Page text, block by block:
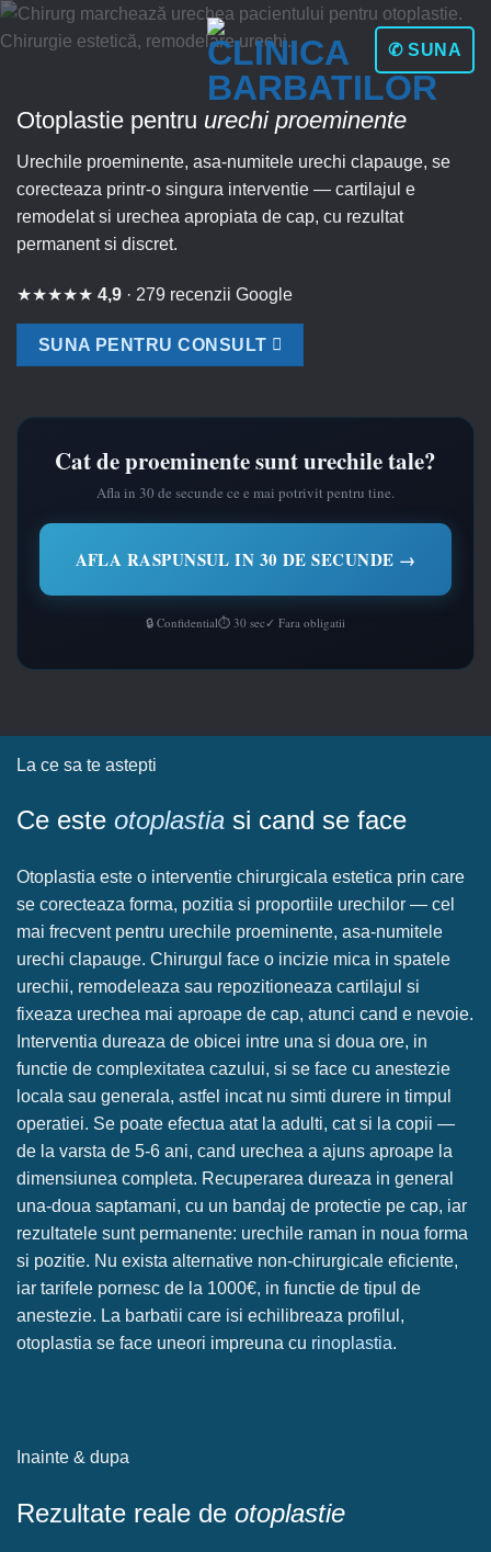
Skip
to
✆ SUNA
Otoplastie pentru urechi proeminente
Urechile proeminente, asa-numitele urechi clapauge, se
corecteaza printr-o singura interventie — cartilajul e
remodelat si urechea apropiata de cap, cu rezultat
permanent si discret.
★★★★★ 4,9 · 279 recenzii Google
SUNA PENTRU CONSULT
Cat de proeminente sunt urechile tale?
Afla in 30 de secunde ce e mai potrivit pentru tine.
AFLA RASPUNSUL IN 30 DE SECUNDE →
🔒 Confidential⏱ 30 sec✓ Fara obligatii
La ce sa te astepti
Ce este otoplastia si cand se face
Otoplastia este o interventie chirurgicala estetica prin care
se corecteaza forma, pozitia si proportiile urechilor — cel
mai frecvent pentru urechile proeminente, asa-numitele
urechi clapauge. Chirurgul face o incizie mica in spatele
urechii, remodeleaza sau repozitioneaza cartilajul si
fixeaza urechea mai aproape de cap, atunci cand e nevoie.
Interventia dureaza de obicei intre una si doua ore, in
functie de complexitatea cazului, si se face cu anestezie
locala sau generala, astfel incat nu simti durere in timpul
operatiei. Se poate efectua atat la adulti, cat si la copii —
de la varsta de 5-6 ani, cand urechea a ajuns aproape la
dimensiunea completa. Recuperarea dureaza in general
una-doua saptamani, cu un bandaj de protectie pe cap, iar
rezultatele sunt permanente: urechile raman in noua forma
si pozitie. Nu exista alternative non-chirurgicale eficiente,
iar tarifele pornesc de la 1000€, in functie de tipul de
anestezie. La barbatii care isi echilibreaza profilul,
otoplastia se face uneori impreuna cu rinoplastia.
Inainte & dupa
Rezultate reale de otoplastie